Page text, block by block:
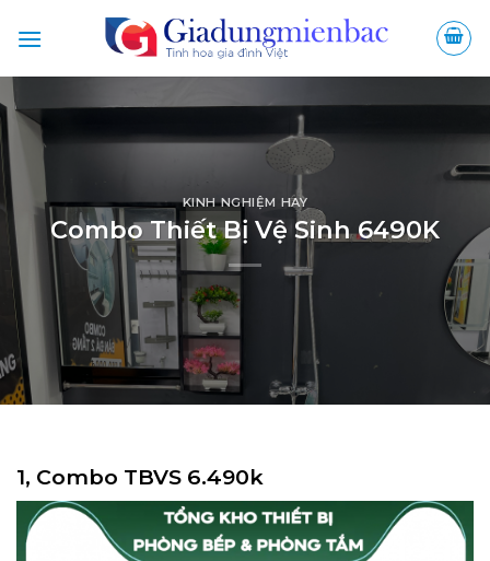
qua
dung
KINH NGHIỆM HAY
Combo Thiết Bị Vệ Sinh 6490K
1, Combo TBVS 6.490k